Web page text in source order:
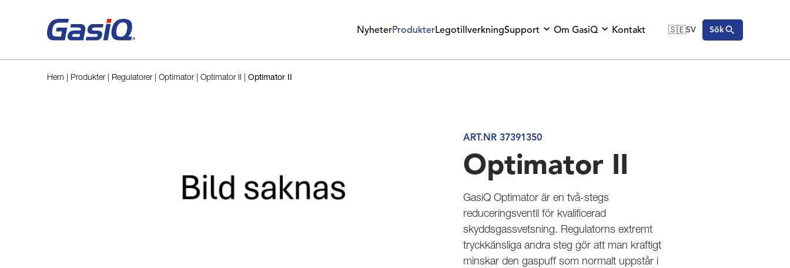
NyheterProdukterLegotillverkningSupport Om GasiQ Kontakt 🇸🇪SV Sök
Hem | Produkter| Regulatorer| Optimator| Optimator II | Optimator II
ART.NR 37391350
Optimator II
GasiQ Optimator är en två-stegs
reduceringsventil för kvalificerad
skyddsgassvetsning. Regulatorns extremt
tryckkänsliga andra steg gör att man kraftigt
minskar den gaspuff som normalt uppstår i